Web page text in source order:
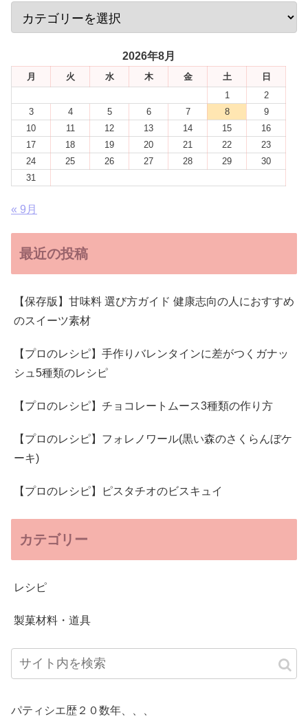
2026年8月
月 火 水 木 金 土
日
1
2
3
4 5 6 7 8
9
10
11 12 13 14 15
16
17
18 19 20 21 22
23
24
25 26 27 28 29
30
31
« 9月
最近の投稿
【保存版】甘味料 選び方ガイド 健康志向の人におすすめ
のスイーツ素材
【プロのレシピ】手作りバレンタインに差がつくガナッ
シュ5種類のレシピ
【プロのレシピ】チョコレートムース3種類の作り方
【プロのレシピ】フォレノワール(黒い森のさくらんぼケ
ーキ)
【プロのレシピ】ピスタチオのビスキュイ
カテゴリー
レシピ
製菓材料・道具
パティシエ歴２０数年、、、